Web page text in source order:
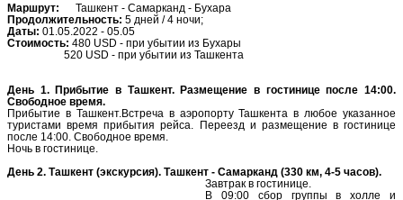
Маршрут:
Ташкент - Самарканд - Бухара
Продолжительность: 5 дней / 4 ночи;
Даты: 01.05.2022 - 05.05
Стоимость: 480 USD - при убытии из Бухары
520 USD - при убытии из Ташкента
День 1. Прибытие в Ташкент. Размещение в гостинице после 14:00.
Свободное время.
Прибытие в Ташкент.Встреча в аэропорту Ташкента в любое указанное
туристами время прибытия рейса. Переезд и размещение в гостинице
после 14:00. Свободное время.
Ночь в гостинице.
День 2. Ташкент (экскурсия). Ташкент - Самарканд (330 км, 4-5 часов).
Завтрак в гостинице.
В 09:00 сбор группы в холле и